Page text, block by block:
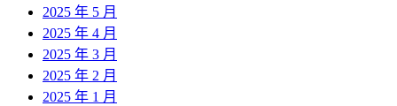
2025 年 5 月
2025 年 4 月
2025 年 3 月
2025 年 2 月
2025 年 1 月